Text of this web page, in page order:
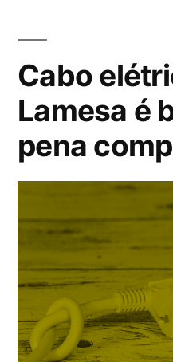
a
pena
Cabo
Lamesa é
pena